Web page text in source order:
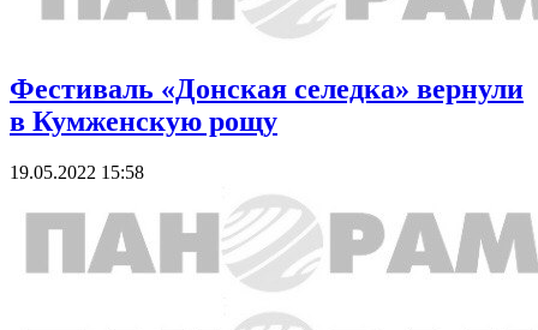
Фестиваль «Донская селедка» вернули
в Кумженскую рощу
19.05.2022 15:58